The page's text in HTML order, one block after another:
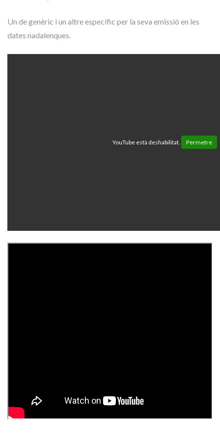
Un de genèric i un altre especific per la seva emissió en les
dates nadalenques.
YouTube està deshabilitat. Permetre